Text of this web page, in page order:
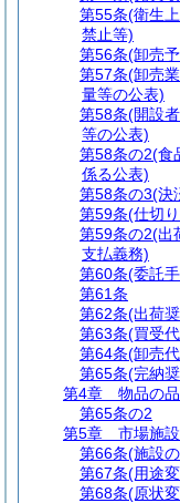
第55条(衛生
禁止等)
第56条(卸売
第57条(卸売
量等の公表)
第58条(開設
等の公表)
第58条の2(食
係る公表)
第58条の3(決
第59条(仕切
第59条の2(出
支払義務)
第60条(委託
第61条
第62条(出荷
第63条(買受
第64条(卸売
第65条(完納
第4章
物品の
第65条の2
第5章
市場施
第66条(施設
第67条(用途
第68条(原状